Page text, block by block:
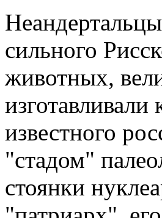
сильного
животных,
известного
"стадом"
стоянки